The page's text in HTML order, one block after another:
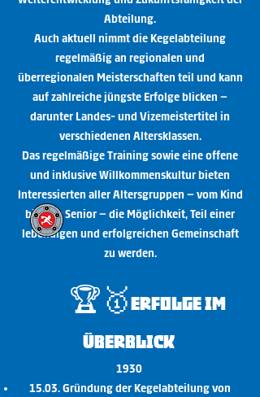
Abteilung.
Auch aktuell nimmt die Kegelabteilung
regelmäßig an regionalen und
überregionalen Meisterschaften teil und kann
auf zahlreiche jüngste Erfolge blicken –
darunter Landes- und Vizemeistertitel in
verschiedenen Altersklassen.
Das regelmäßige Training sowie eine offene
und inklusive Willkommenskultur bieten
Interessierten aller Altersgruppen – vom Kind
bis zum Senior – die Möglichkeit, Teil einer
lebendigen und erfolgreichen Gemeinschaft
zu werden.
🏆🥇Erfolge im
Überblick
1930
15.03. Gründung der Kegelabteilung von